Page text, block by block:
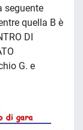
seguente
quella B è
DI
G. e